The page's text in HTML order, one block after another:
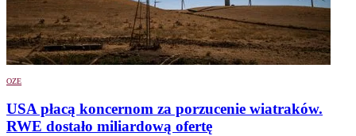
OZE
USA płacą koncernom za porzucenie wiatraków.
RWE dostało miliardową ofertę